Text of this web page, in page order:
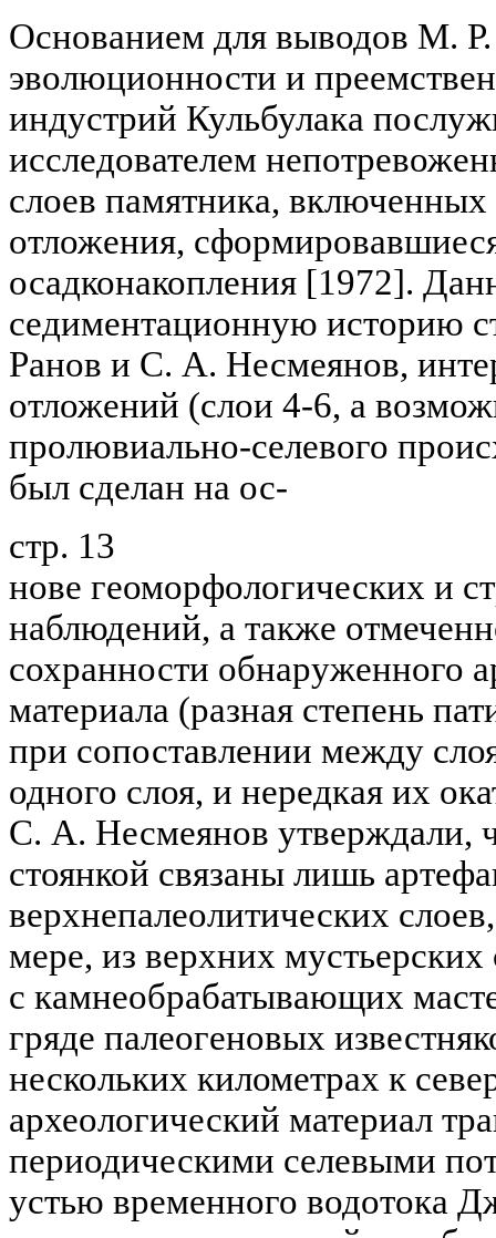
Основанием для выводов М.
эволюционности и
индустрий Кульбулака
исследователем
слоев памятника, включенных
отложения,
осадконакопления [1972].
седиментационную историю
Ранов и С. А. Несмеянов,
отложений (слои 4-6, а
пролювиально-селевого
был сделан на ос-
стр. 13
нове геоморфологических и
наблюдений, а также
сохранности обнаруженного
материала (разная степень
при сопоставлении между
одного слоя, и нередкая их
С. А. Несмеянов утверждали,
стоянкой связаны лишь
верхнепалеолитических
мере, из верхних
с камнеобрабатывающих
гряде палеогеновых
нескольких километрах к
археологический материал
периодическими селевыми
устью временного водотока